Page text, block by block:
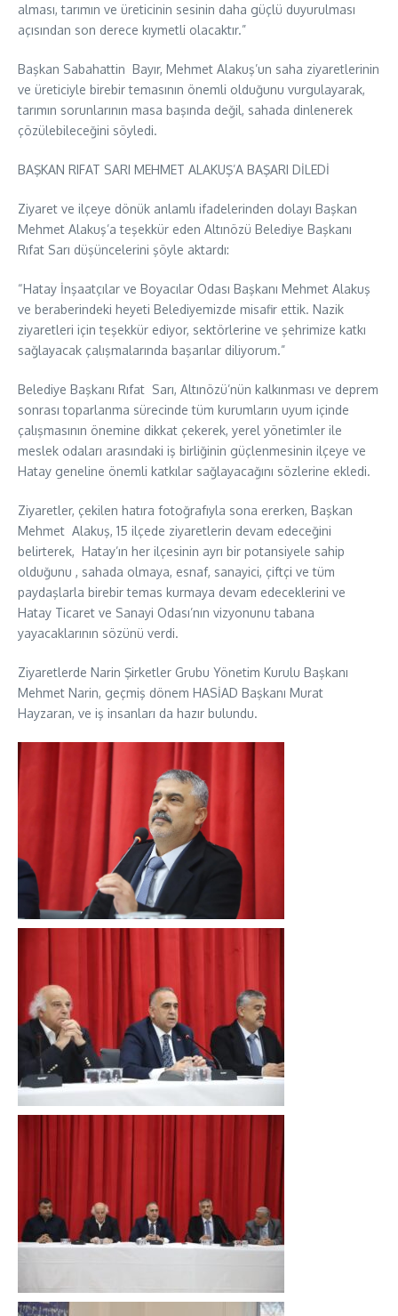
alması, tarımın ve üreticinin sesinin daha güçlü duyurulması
açısından son derece kıymetli olacaktır.”
Başkan Sabahattin Bayır, Mehmet Alakuş’un saha ziyaretlerinin
ve üreticiyle birebir temasının önemli olduğunu vurgulayarak,
tarımın sorunlarının masa başında değil, sahada dinlenerek
çözülebileceğini söyledi.
BAŞKAN RIFAT SARI MEHMET ALAKUŞ’A BAŞARI DİLEDİ
Ziyaret ve ilçeye dönük anlamlı ifadelerinden dolayı Başkan
Mehmet Alakuş’a teşekkür eden Altınözü Belediye Başkanı
Rıfat Sarı düşüncelerini şöyle aktardı:
“Hatay İnşaatçılar ve Boyacılar Odası Başkanı Mehmet Alakuş
ve beraberindeki heyeti Belediyemizde misafir ettik. Nazik
ziyaretleri için teşekkür ediyor, sektörlerine ve şehrimize katkı
sağlayacak çalışmalarında başarılar diliyorum.”
Belediye Başkanı Rıfat Sarı, Altınözü’nün kalkınması ve deprem
sonrası toparlanma sürecinde tüm kurumların uyum içinde
çalışmasının önemine dikkat çekerek, yerel yönetimler ile
meslek odaları arasındaki iş birliğinin güçlenmesinin ilçeye ve
Hatay geneline önemli katkılar sağlayacağını sözlerine ekledi.
Ziyaretler, çekilen hatıra fotoğrafıyla sona ererken, Başkan
Mehmet Alakuş, 15 ilçede ziyaretlerin devam edeceğini
belirterek, Hatay’ın her ilçesinin ayrı bir potansiyele sahip
olduğunu , sahada olmaya, esnaf, sanayici, çiftçi ve tüm
paydaşlarla birebir temas kurmaya devam edeceklerini ve
Hatay Ticaret ve Sanayi Odası’nın vizyonunu tabana
yayacaklarının sözünü verdi.
Ziyaretlerde Narin Şirketler Grubu Yönetim Kurulu Başkanı
Mehmet Narin, geçmiş dönem HASİAD Başkanı Murat
Hayzaran, ve iş insanları da hazır bulundu.